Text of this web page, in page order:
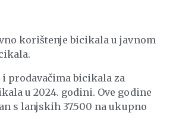
korištenje bicikala u javnom
prodavačima bicikala za
u 2024. godini. Ove godine
s lanjskih 37.500 na ukupno